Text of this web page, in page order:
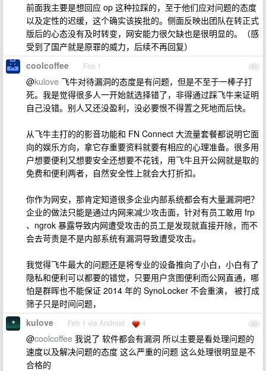
前面我主要是想回应 op 这种拉踩的，至于他们应对问题的态度
以及定性的迟缓，这个确实该挨批的。侧面反映出团队在转正式
版后的心态没有及时转变，网安能力很欠缺也是很明显的。（感
受到了国产就是原罪的威力，后续不再回复）
51
coolcoffee Feb 1
@kulove 飞牛对待漏洞的态度是有问题，但是不至于一棒子打
死。我是觉得很多人一开始就选择错了，非得通过踩飞牛来证明
自己没错。别人又还没盈利，没必要恨不得置之死地而后快。
从飞牛主打的的影音功能和 FN Connect 大流量套餐都说明它面
向的娱乐方向，拿它存重要资料就要有相应的心理准备。很多用
户想要便利又想要安全还想要不花钱，用飞牛且开公网就是取的
免费和便利两者，自然安全性上就会大打折扣。
你作为网安，那肯定知道很多企业内部系统都会有大量漏洞吧？
企业的做法只能是通过内网来减少攻击面，针对有员工敢用 frp
、ngrok 暴露导致内网遭受攻击的员工是发现就直接开除，而不
会去苛责是不是内部系统有漏洞导致遭受攻击。
我觉得飞牛最大的问题还是将专业的设备推向了小白，小白有了
隐私和便利可以都要的错觉，只要用户贪图便利而公网直通，哪
怕是群晖也不能保证 2014 年的 SynoLocker 不会重演， 被打成
筛子只是时间问题，
52
kulove Feb 1 via Android 4
@coolcoffee 我说了 软件都会有漏洞 所以主要是看处理问题的
速度以及解决问题的态度 这么严重的问题 这么处理很明显是不
合格的